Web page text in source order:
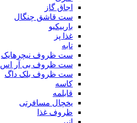
اجاق گاز
ست قاشق چنگال
باربیکیو
غذا پز
تابه
ست ظروف نیچرهایک
ست ظروف بی آر اس
ست ظروف بلک داگ
کاسه
قابلمه
یخچال مسافرتی
ظروف غذا